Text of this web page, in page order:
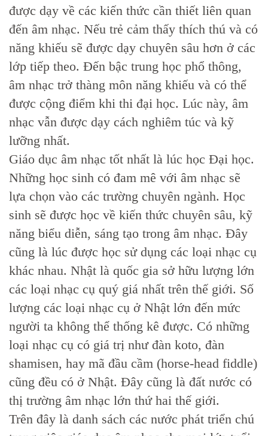
được dạy về các kiến thức cần thiết liên quan
đến âm nhạc. Nếu trẻ cảm thấy thích thú và có
năng khiếu sẽ được dạy chuyên sâu hơn ở các
lớp tiếp theo. Đến bậc trung học phổ thông,
âm nhạc trở thàng môn năng khiếu và có thể
được cộng điểm khi thi đại học. Lúc này, âm
nhạc vẫn được dạy cách nghiêm túc và kỹ
lưỡng nhất.
Giáo dục âm nhạc tốt nhất là lúc học Đại học.
Những học sinh có đam mê với âm nhạc sẽ
lựa chọn vào các trường chuyên ngành. Học
sinh sẽ được học về kiến thức chuyên sâu, kỹ
năng biểu diễn, sáng tạo trong âm nhạc. Đây
cũng là lúc được học sử dụng các loại nhạc cụ
khác nhau. Nhật là quốc gia sở hữu lượng lớn
các loại nhạc cụ quý giá nhất trên thế giới. Số
lượng các loại nhạc cụ ở Nhật lớn đến mức
người ta không thể thống kê được. Có những
loại nhạc cụ có giá trị như đàn koto, đàn
shamisen, hay mã đầu cầm (horse-head fiddle)
cũng đều có ở Nhật. Đây cũng là đất nước có
thị trường âm nhạc lớn thứ hai thế giới.
Trên đây là danh sách các nước phát triển chú